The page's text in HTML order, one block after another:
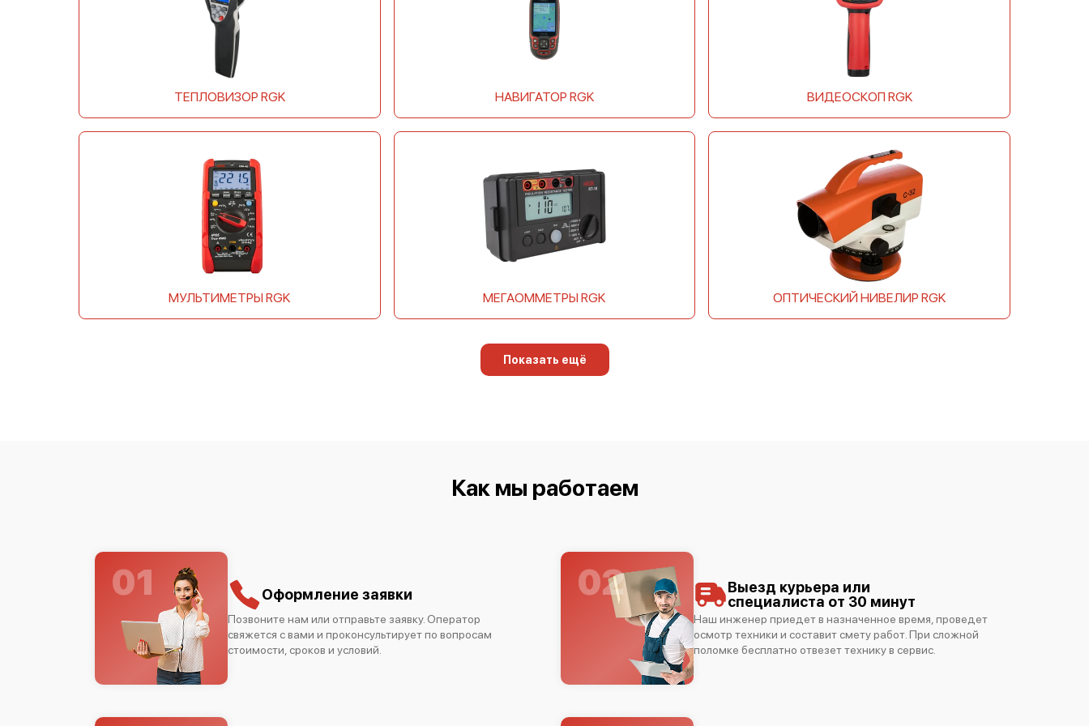
ТЕПЛОВИЗОР RGK НАВИГАТОР RGK ВИДЕОСКОП RGK
МУЛЬТИМЕТРЫ RGK МЕГАОММЕТРЫ RGK ОПТИЧЕСКИЙ НИВЕЛИР RGK
Показать ещё
Как мы работаем
01 Оформление заявки
Позвоните нам или отправьте заявку. Оператор
свяжется с вами и проконсультирует по вопросам
стоимости, сроков и условий.
02
Выезд курьера или
специалиста от 30 минут
Наш инженер приедет в назначенное время, проведет
осмотр техники и составит смету работ. При сложной
поломке бесплатно отвезет технику в сервис.